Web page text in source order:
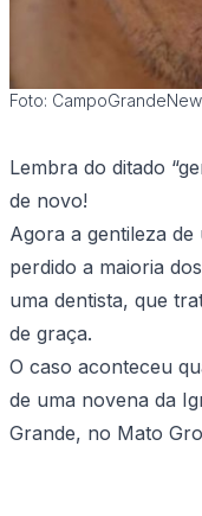
Foto:
Lembra do ditado
de novo!
Agora a gentileza
perdido a maioria
uma dentista, que
de graça.
O caso aconteceu
de uma novena da
Grande, no Mato